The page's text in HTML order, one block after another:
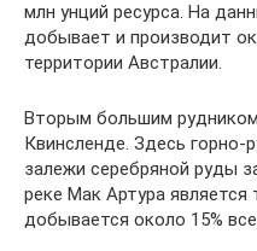
млн унций ресурса. На
добывает и производит
территории Австралии.
Вторым большим
Квинсленде. Здесь
залежи серебряной руды
реке Мак Артура
добывается около 15%